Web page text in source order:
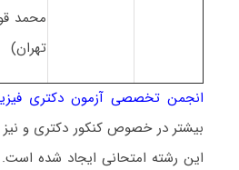
محمد
تهران)
انجمن تخصصی آزمون دکتری
بیشتر در خصوص کنکور دکتری و نیز
این رشته امتحانی ایجاد شده است.